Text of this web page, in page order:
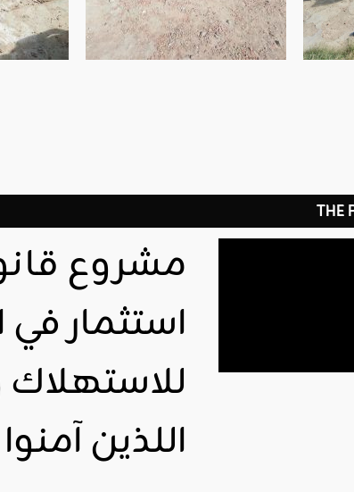
THE
مشروع
استثمار
اللذين آمنوا
صدور